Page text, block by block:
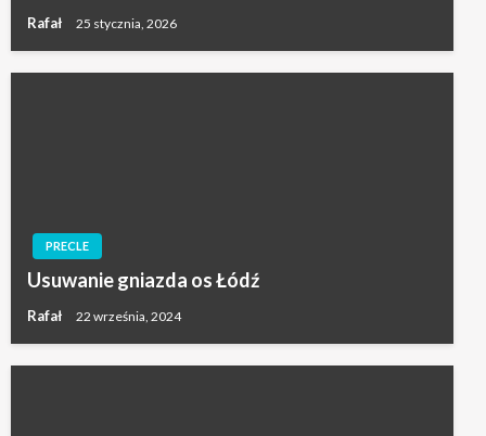
Rafał 25 stycznia, 2026
PRECLE
Usuwanie gniazda os Łódź
Rafał 22 września, 2024